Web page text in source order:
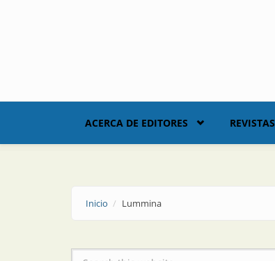
ACERCA DE EDITORES REVISTAS
Inicio Lummina